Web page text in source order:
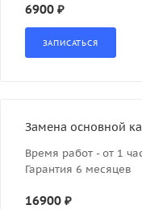
6900 ₽
Замена основной
Время работ - от 1
Гарантия 6 месяцев
16900 ₽